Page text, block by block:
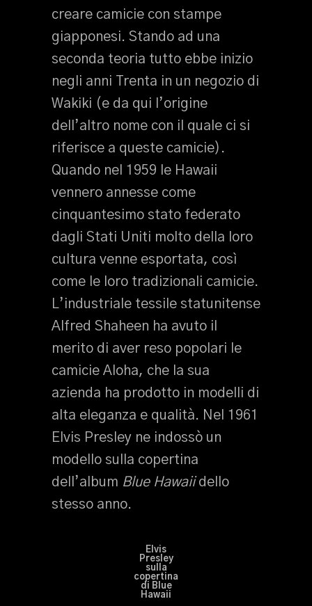
creare camicie con stampe
giapponesi. Stando ad una
seconda teoria tutto ebbe inizio
negli anni Trenta in un negozio di
Wakiki (e da qui l’origine
dell’altro nome con il quale ci si
riferisce a queste camicie).
Quando nel 1959 le Hawaii
vennero annesse come
cinquantesimo stato federato
dagli Stati Uniti molto della loro
cultura venne esportata, così
come le loro tradizionali camicie.
L’industriale tessile statunitense
Alfred Shaheen ha avuto il
merito di aver reso popolari le
camicie Aloha, che la sua
azienda ha prodotto in modelli di
alta eleganza e qualità. Nel 1961
Elvis Presley ne indossò un
modello sulla copertina
dell’album Blue Hawaiidello
stesso anno.
Elvis
Presley
sulla
copertina
di Blue
Hawaii